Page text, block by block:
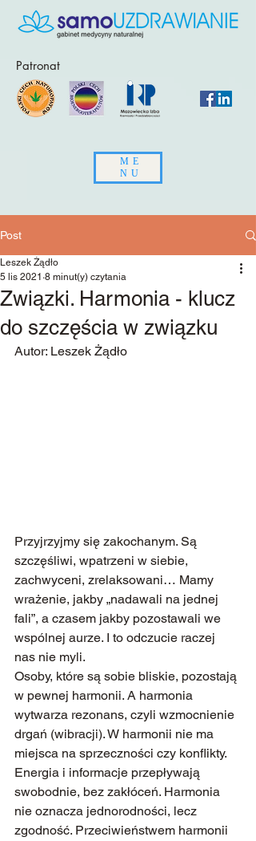
Patronat
ME
NU
Post
Związki. Harmonia - klucz
do szczęścia w związku
Leszek Żądło
5 lis 2021 8 minut(y) czytania
Autor: Leszek Żądło
Przyjrzyjmy się zakochanym. Są
szczęśliwi, wpatrzeni w siebie,
zachwyceni, zrelaksowani… Mamy
wrażenie, jakby „nadawali na jednej
fali”, a czasem jakby pozostawali we
wspólnej aurze. I to odczucie raczej
nas nie myli.
Osoby, które są sobie bliskie, pozostają
w pewnej harmonii. A harmonia
wytwarza rezonans, czyli wzmocnienie
drgań (wibracji). W harmonii nie ma
miejsca na sprzeczności czy konflikty.
Energia i informacje przepływają
swobodnie, bez zakłóceń. Harmonia
nie oznacza jednorodności, lecz
zgodność. Przeciwieństwem harmonii